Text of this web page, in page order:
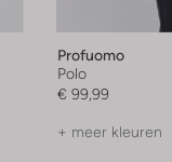
Profuomo
Polo
€ 99,99
+ meer kleuren